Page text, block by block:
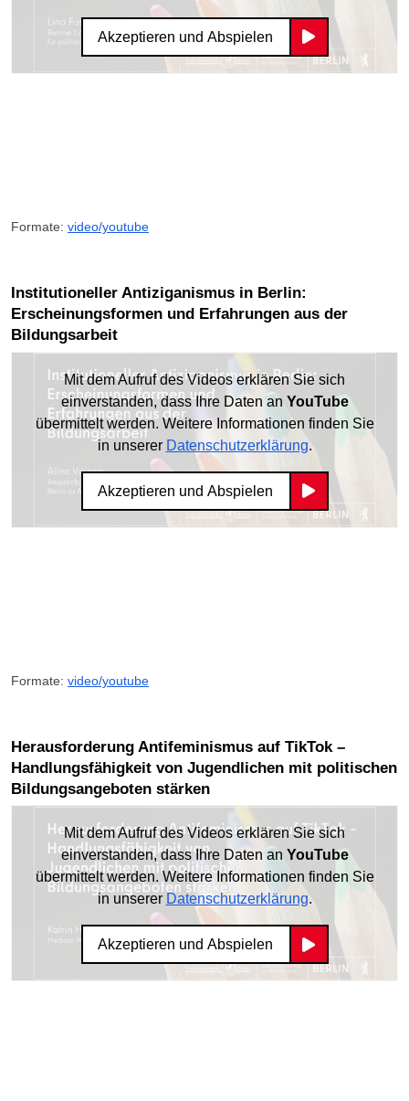
Akzeptieren und Abspielen
Formate: video/youtube
Institutioneller Antiziganismus in Berlin:
Erscheinungsformen und Erfahrungen aus der
Bildungsarbeit
Mit dem Aufruf des Videos erklären Sie sich
einverstanden, dass Ihre Daten an YouTube
übermittelt werden. Weitere Informationen finden Sie
in unserer Datenschutzerklärung.
Akzeptieren und Abspielen
Formate: video/youtube
Herausforderung Antifeminismus auf TikTok –
Handlungsfähigkeit von Jugendlichen mit politischen
Bildungsangeboten stärken
Mit dem Aufruf des Videos erklären Sie sich
einverstanden, dass Ihre Daten an YouTube
übermittelt werden. Weitere Informationen finden Sie
in unserer Datenschutzerklärung.
Akzeptieren und Abspielen